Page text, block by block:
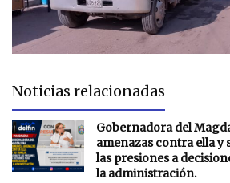
Noticias relacionadas
Gobernadora del
amenazas contra ella y
las presiones a
la administración.